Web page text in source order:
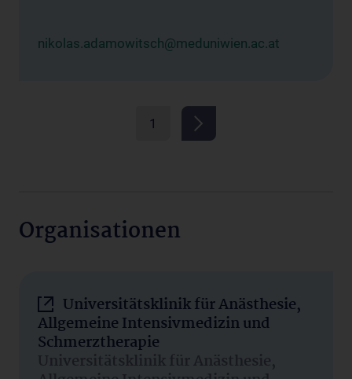
nikolas.adamowitsch@meduniwien.ac.at
1
Organisationen
Universitätsklinik für Anästhesie,
Allgemeine Intensivmedizin und
Schmerztherapie
Universitätsklinik für Anästhesie,